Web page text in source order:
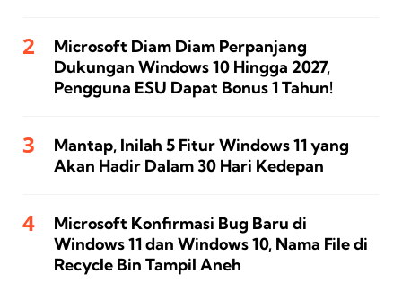
Microsoft Diam Diam Perpanjang
Dukungan Windows 10 Hingga 2027,
Pengguna ESU Dapat Bonus 1 Tahun!
Mantap, Inilah 5 Fitur Windows 11 yang
Akan Hadir Dalam 30 Hari Kedepan
Microsoft Konfirmasi Bug Baru di
Windows 11 dan Windows 10, Nama File di
Recycle Bin Tampil Aneh